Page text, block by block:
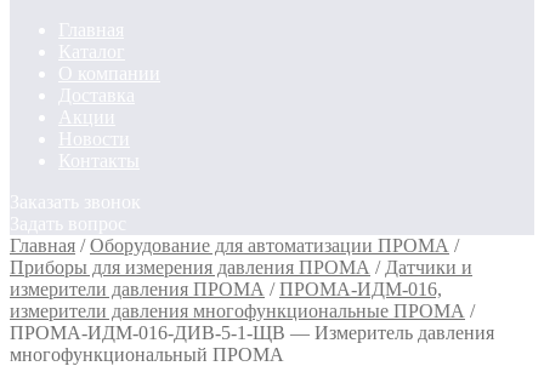
Главная
Каталог
О компании
Доставка
Акции
Новости
Контакты
Заказать звонок
Задать вопрос
Главная /Оборудование для автоматизации ПРОМА /
Приборы для измерения давления ПРОМА / Датчики и
измерители давления ПРОМА /ПРОМА-ИДМ-016,
измерители давления многофункциональные ПРОМА /
ПРОМА-ИДМ-016-ДИВ-5-1-ЩВ — Измеритель давления
многофункциональный ПРОМА